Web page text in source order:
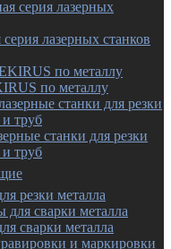
лазерных станков
по металлу
станки для резки
и труб
резки металла
сварки металла